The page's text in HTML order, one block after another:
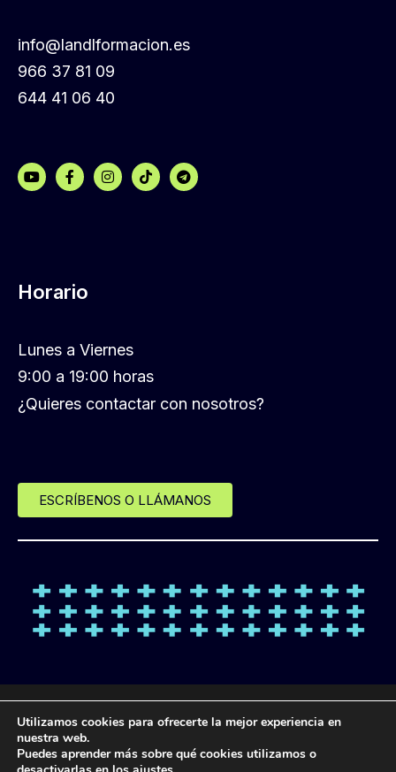
info@landlformacion.es
966 37 81 09
644 41 06 40
Horario
Lunes a Viernes
9:00 a 19:00 horas
¿Quieres contactar con nosotros?
ESCRÍBENOS O LLÁMANOS
© Desde 2013 LANDL FORMACIÓN
POLÍTICA DE POLÍTICA DE
POLÍTICA DE
Utilizamos cookies para ofrecerte la mejor experiencia en
nuestra web.
Puedes aprender más sobre qué cookies utilizamos o